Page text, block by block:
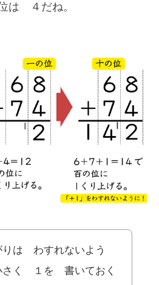
は ４だね。
りは わすれないよう
く １を 書いておく